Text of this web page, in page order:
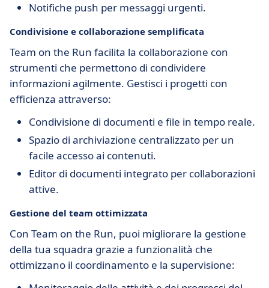
Notifiche push per messaggi urgenti.
Condivisione e collaborazione semplificata
Team on the Run facilita la collaborazione con
strumenti che permettono di condividere
informazioni agilmente. Gestisci i progetti con
efficienza attraverso:
Condivisione di documenti e file in tempo reale.
Spazio di archiviazione centralizzato per un
facile accesso ai contenuti.
Editor di documenti integrato per collaborazioni
attive.
Gestione del team ottimizzata
Con Team on the Run, puoi migliorare la gestione
della tua squadra grazie a funzionalità che
ottimizzano il coordinamento e la supervisione: